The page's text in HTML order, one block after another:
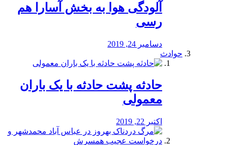
آلودگی هوا به بخش آسارا هم
رسی
دسامبر 24, 2019
حوادث
️حادثه پشت حادثه با یک باران
معمولی
اکتبر 22, 2019